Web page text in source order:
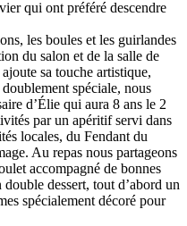
qui ont préféré descendre
les boules et les guirlandes
du salon et de la salle de
sa touche artistique,
spéciale, nous
d’Élie qui aura 8 ans le 2
par un apéritif servi dans
locales, du Fendant du
Au repas nous partageons
accompagné de bonnes
dessert, tout d’abord un
spécialement décoré pour